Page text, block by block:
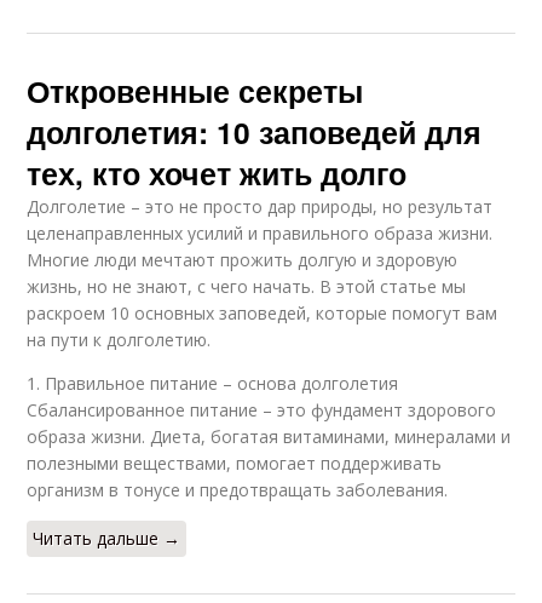
Откровенные секреты
долголетия: 10 заповедей для
тех, кто хочет жить долго
Долголетие – это не просто дар природы, но результат
целенаправленных усилий и правильного образа жизни.
Многие люди мечтают прожить долгую и здоровую
жизнь, но не знают, с чего начать. В этой статье мы
раскроем 10 основных заповедей, которые помогут вам
на пути к долголетию.
1. Правильное питание – основа долголетия
Сбалансированное питание – это фундамент здорового
образа жизни. Диета, богатая витаминами, минералами и
полезными веществами, помогает поддерживать
организм в тонусе и предотвращать заболевания.
Читать дальше →